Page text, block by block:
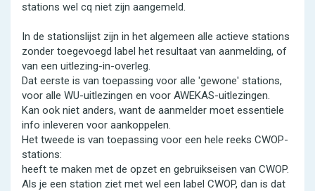
stations wel cq niet zijn aangemeld.
In de stationslijst zijn in het algemeen alle actieve stations
zonder toegevoegd label het resultaat van aanmelding, of
van een uitlezing-in-overleg.
Dat eerste is van toepassing voor alle 'gewone' stations,
voor alle WU-uitlezingen en voor AWEKAS-uitlezingen.
Kan ook niet anders, want de aanmelder moet essentiele
info inleveren voor aankoppelen.
Het tweede is van toepassing voor een hele reeks CWOP-
stations:
heeft te maken met de opzet en gebruikseisen van CWOP.
Als je een station ziet met wel een label CWOP, dan is dat